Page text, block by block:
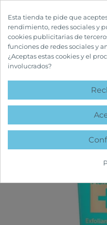
INICIO CUIDADOS FACIALES
Esta tienda te pide que
rendimiento, redes sociales y
cookies publicitarias de
funciones de redes sociales y
¿Aceptas estas cookies y el
involucrados?